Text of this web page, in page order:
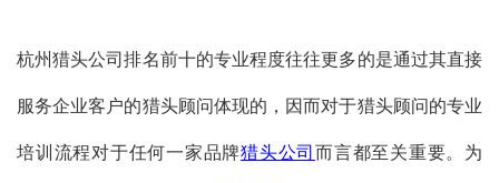
杭州猎头公司排名前十的专业程度往往更多的是通过其直接
服务企业客户的猎头顾问体现的，因而对于猎头顾问的专业
培训流程对于任何一家品牌猎头公司 而言都至关重要。为